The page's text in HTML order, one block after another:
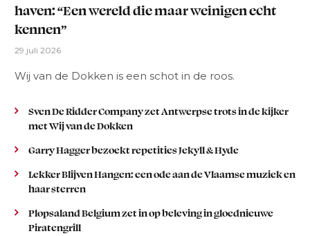
haven: “Een wereld die maar weinigen echt
kennen”
29 juli 2026
Wij van de Dokken is een schot in de roos.
Sven De Ridder Company zet Antwerpse trots in de kijker
met Wij van de Dokken
Garry Hagger bezoekt repetities Jekyll & Hyde
Lekker Blijven Hangen: een ode aan de Vlaamse muziek en
haar sterren
Plopsaland Belgium zet in op beleving in gloednieuwe
Piratengrill